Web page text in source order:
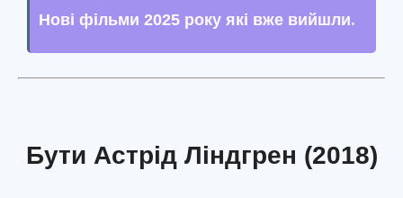
Нові фільми 2025 року які вже вийшли.
Бути Астрід Ліндгрен (2018)